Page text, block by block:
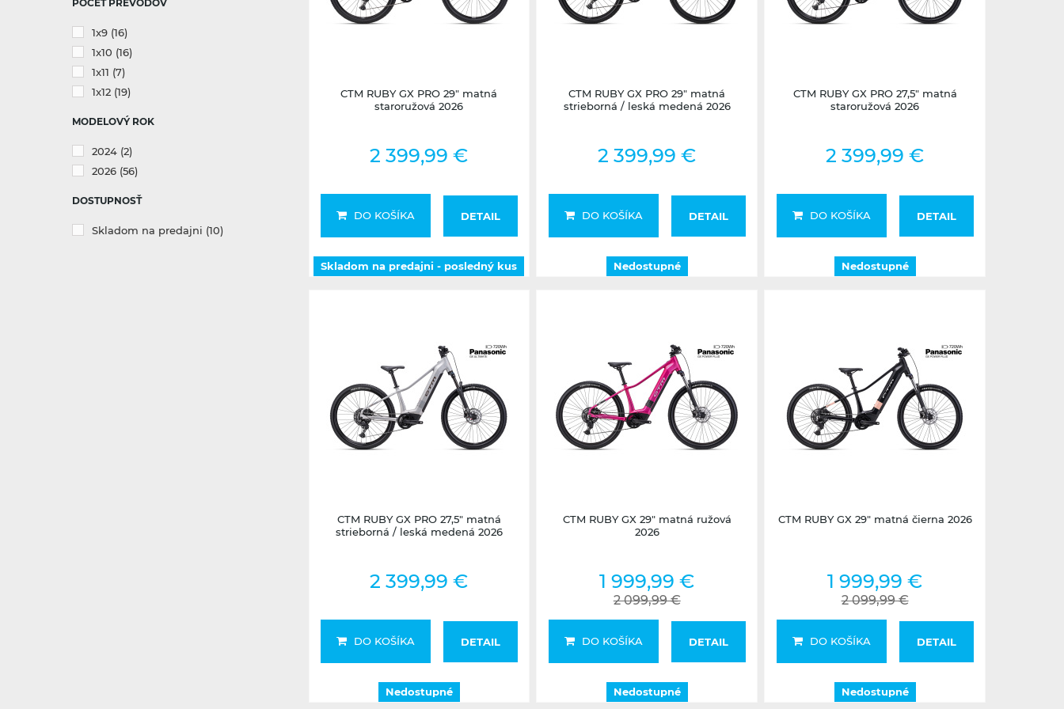
POČET PREVODOV
1x9 (16)
1x10 (16)
1x11 (7)
1x12 (19)
MODELOVÝ ROK
2024 (2)
2026 (56)
DOSTUPNOSŤ
Skladom na predajni (10)
CTM RUBY GX PRO 29" matná
staroružová 2026
2 399,99 €
DO KOŠÍKA DETAIL
Skladom na predajni - posledný kus
CTM RUBY GX PRO 29" matná
strieborná / leská medená 2026
2 399,99 €
DO KOŠÍKA DETAIL
Nedostupné
CTM RUBY GX PRO 27,5" matná
staroružová 2026
2 399,99 €
DO KOŠÍKA DETAIL
Nedostupné
CTM RUBY GX PRO 27,5" matná
strieborná / leská medená 2026
2 399,99 €
DO KOŠÍKA DETAIL
Nedostupné
CTM RUBY GX 29" matná ružová
2026
1 999,99 €
2 099,99 €
DO KOŠÍKA DETAIL
Nedostupné
CTM RUBY GX 29" matná čierna 2026
1 999,99 €
2 099,99 €
DO KOŠÍKA DETAIL
Nedostupné